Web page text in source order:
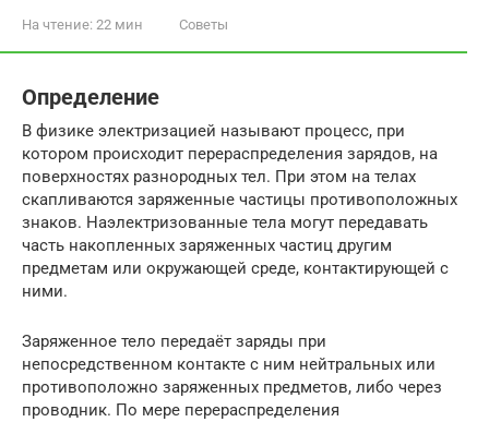
На чтение: 22 мин Советы
Определение
В физике электризацией называют процесс, при
котором происходит перераспределения зарядов, на
поверхностях разнородных тел. При этом на телах
скапливаются заряженные частицы противоположных
знаков. Наэлектризованные тела могут передавать
часть накопленных заряженных частиц другим
предметам или окружающей среде, контактирующей с
ними.
Заряженное тело передаёт заряды при
непосредственном контакте с ним нейтральных или
противоположно заряженных предметов, либо через
проводник. По мере перераспределения